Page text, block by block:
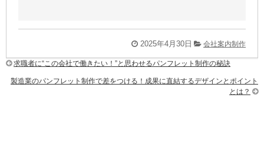
2025年4月30日 会社案内制作
求職者に“この会社で働きたい！”と思わせるパンフレット制作の秘訣
製造業のパンフレット制作で差をつける！成果に直結するデザインとポイント
とは？